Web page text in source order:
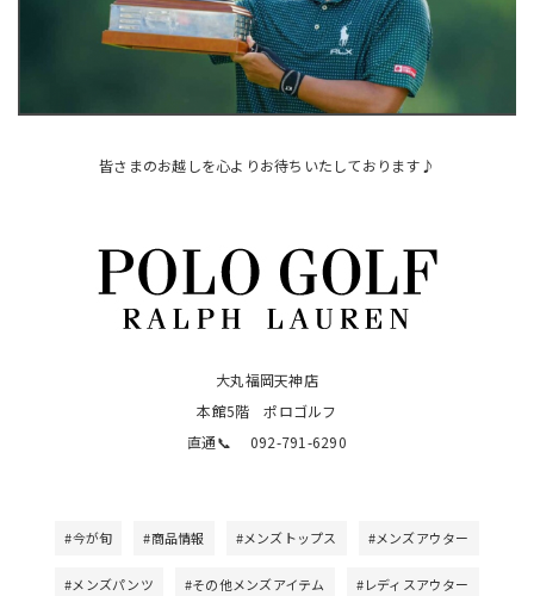
皆さまのお越しを心よりお待ちいたしております♪
大丸福岡天神店
本館5階 ポロゴルフ
直通📞 092-791-6290
#今が旬 #商品情報 #メンズトップス #メンズアウター
#メンズパンツ #その他メンズアイテム #レディスアウター